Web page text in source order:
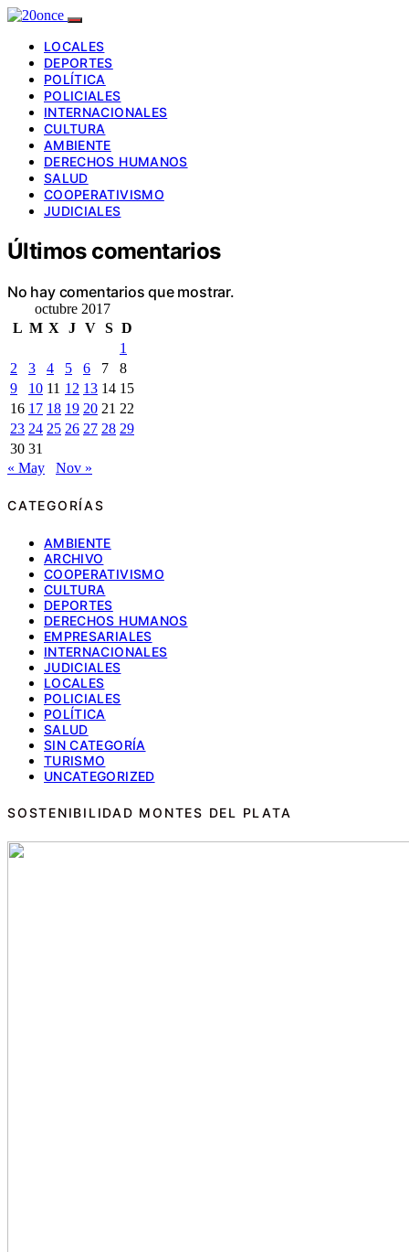
LOCALES
DEPORTES
POLÍTICA
POLICIALES
INTERNACIONALES
CULTURA
AMBIENTE
DERECHOS HUMANOS
SALUD
COOPERATIVISMO
JUDICIALES
Últimos comentarios
No hay comentarios que mostrar.
octubre 2017
L M X J V S D
1
2
3 4 5 6 7
8
9
10 11 12 13 14 15
16 17 18 19 20 21 22
23 24 25 26 27 28 29
30 31
« May
Nov »
CATEGORÍAS
AMBIENTE
ARCHIVO
COOPERATIVISMO
CULTURA
DEPORTES
DERECHOS HUMANOS
EMPRESARIALES
INTERNACIONALES
JUDICIALES
LOCALES
POLICIALES
POLÍTICA
SALUD
SIN CATEGORÍA
TURISMO
UNCATEGORIZED
SOSTENIBILIDAD MONTES DEL PLATA